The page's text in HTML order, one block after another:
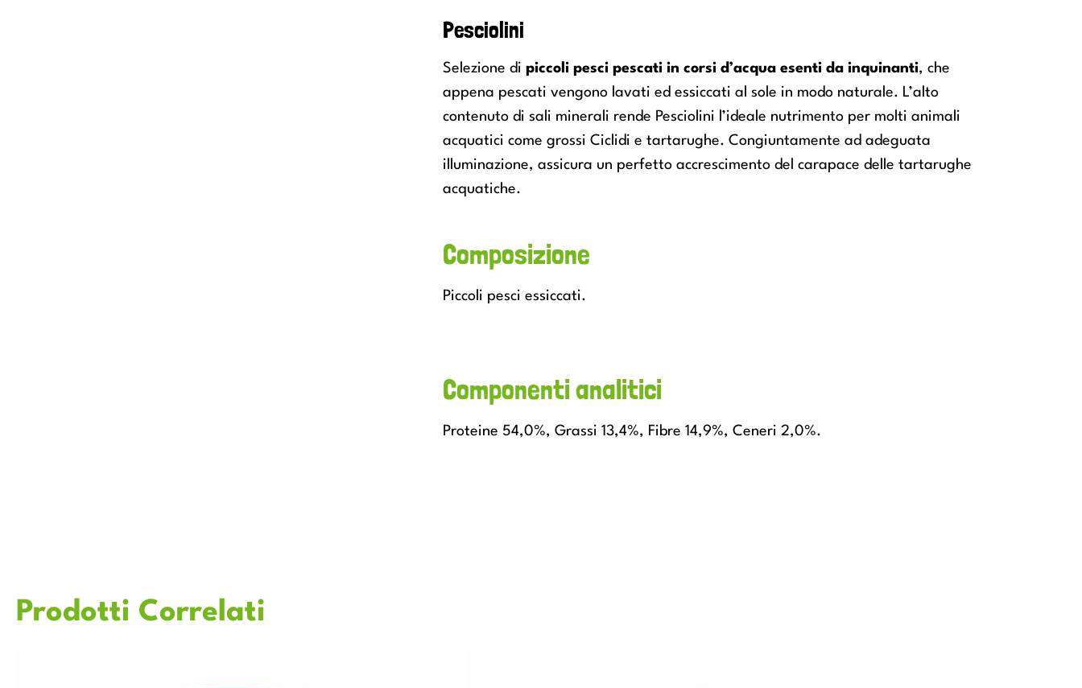
Pesciolini
Selezione dipiccoli pesci pescati in corsi d’acqua esenti da inquinanti, che
appena pescati vengono lavati ed essiccati al sole in modo naturale. L’alto
contenuto di sali minerali rende Pesciolini l’ideale nutrimento per molti animali
acquatici come grossi Ciclidi e tartarughe. Congiuntamente ad adeguata
illuminazione, assicura un perfetto accrescimento del carapace delle tartarughe
acquatiche.
Composizione
Piccoli pesci essiccati.
Componenti analitici
Proteine 54,0%, Grassi 13,4%, Fibre 14,9%, Ceneri 2,0%.
Prodotti Correlati